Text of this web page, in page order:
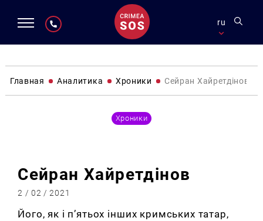
ru
Главная Аналитика Хроники Сейран Хайретдінов
Хроники
Сейран Хайретдінов
2 / 02 / 2021
Його, як і п’ятьох інших кримських татар,